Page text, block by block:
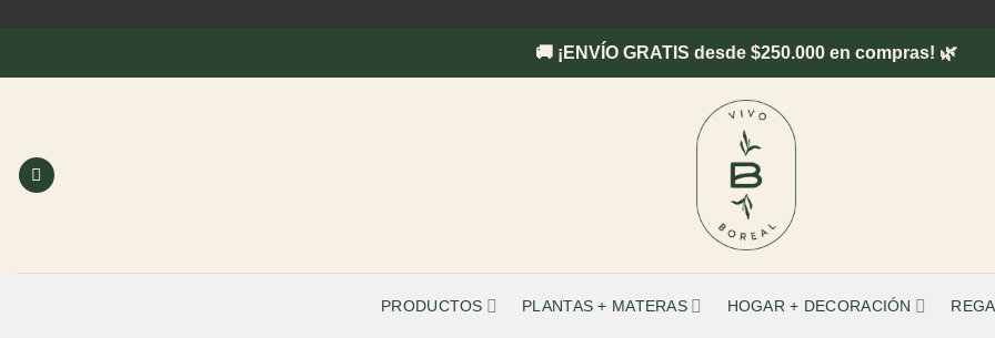
🚚 ¡ENVÍO GRATIS desde $250.000 en compras! 🌿
PRODUCTOS PLANTAS + MATERAS HOGAR + DECORACIÓN